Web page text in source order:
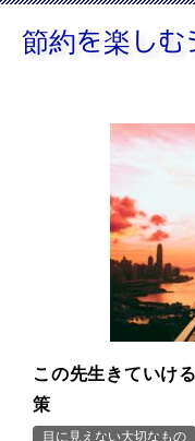
この先生きていけ
策
目に見えない大切なもの